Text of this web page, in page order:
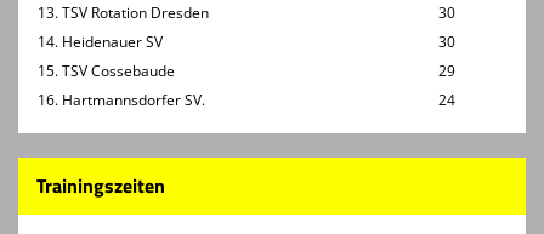
13. TSV Rotation Dresden
30
14. Heidenauer SV
30
15. TSV Cossebaude
29
16. Hartmannsdorfer SV.
24
Trainingszeiten